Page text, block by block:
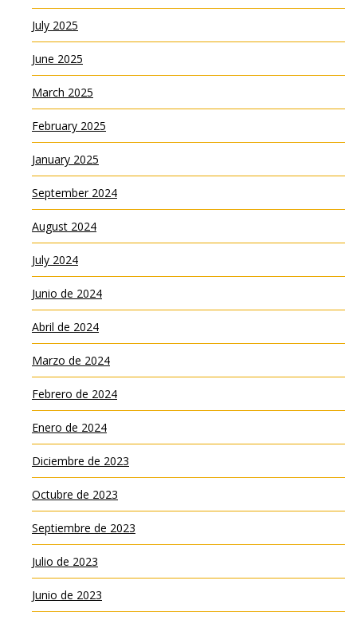
July 2025
June 2025
March 2025
February 2025
January 2025
September 2024
August 2024
July 2024
Junio de 2024
Abril de 2024
Marzo de 2024
Febrero de 2024
Enero de 2024
Diciembre de 2023
Octubre de 2023
Septiembre de 2023
Julio de 2023
Junio de 2023